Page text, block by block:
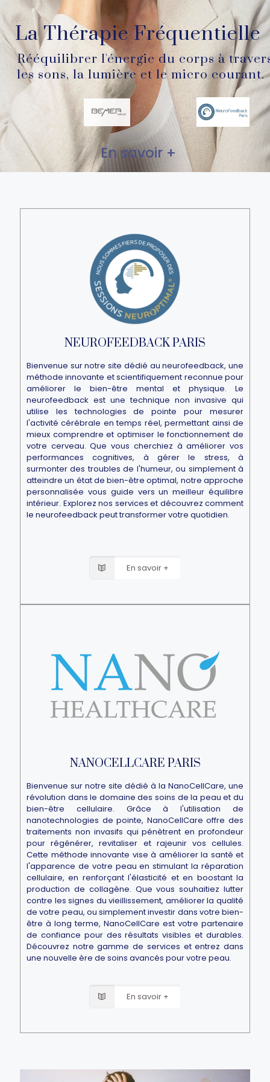
NEUROFEEDBACK PARIS
Bienvenue sur notre site dédié au neurofeedback, une
méthode innovante et scientifiquement reconnue pour
améliorer le bien-être mental et physique. Le
neurofeedback est une technique non invasive qui
utilise les technologies de pointe pour mesurer
l'activité cérébrale en temps réel, permettant ainsi de
mieux comprendre et optimiser le fonctionnement de
votre cerveau. Que vous cherchiez à améliorer vos
performances cognitives, à gérer le stress, à
surmonter des troubles de l'humeur, ou simplement à
atteindre un état de bien-être optimal, notre approche
personnalisée vous guide vers un meilleur équilibre
intérieur. Explorez nos services et découvrez comment
le neurofeedback peut transformer votre quotidien.
En savoir +
NANOCELLCARE PARIS
Bienvenue sur notre site dédié à la NanoCellCare, une
révolution dans le domaine des soins de la peau et du
bien-être cellulaire. Grâce à l'utilisation de
nanotechnologies de pointe, NanoCellCare offre des
traitements non invasifs qui pénètrent en profondeur
pour régénérer, revitaliser et rajeunir vos cellules.
Cette méthode innovante vise à améliorer la santé et
l'apparence de votre peau en stimulant la réparation
cellulaire, en renforçant l'élasticité et en boostant la
production de collagène. Que vous souhaitiez lutter
contre les signes du vieillissement, améliorer la qualité
de votre peau, ou simplement investir dans votre bien-
être à long terme, NanoCellCare est votre partenaire
de confiance pour des résultats visibles et durables.
Découvrez notre gamme de services et entrez dans
une nouvelle ère de soins avancés pour votre peau.
En savoir +